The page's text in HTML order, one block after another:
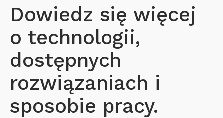
Dowiedz się więcej
o technologii,
dostępnych
rozwiązaniach i
sposobie pracy.